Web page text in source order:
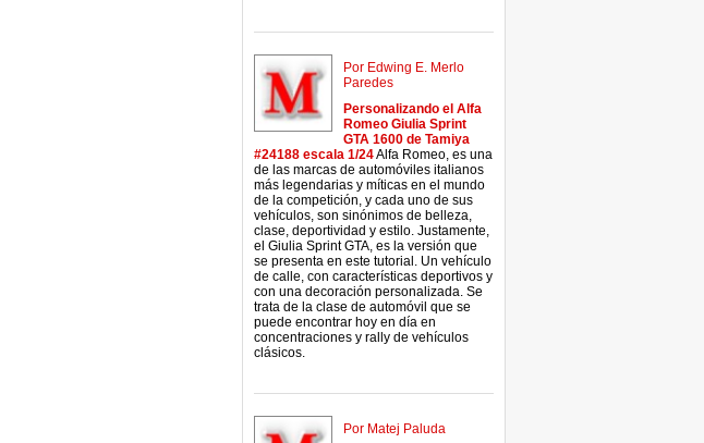
Por Edwing E. Merlo
Paredes
Personalizando el Alfa
Romeo Giulia Sprint
GTA 1600 de Tamiya
#24188 escala 1/24Alfa Romeo, es una
de las marcas de automóviles italianos
más legendarias y míticas en el mundo
de la competición, y cada uno de sus
vehículos, son sinónimos de belleza,
clase, deportividad y estilo. Justamente,
el Giulia Sprint GTA, es la versión que
se presenta en este tutorial. Un vehículo
de calle, con características deportivos y
con una decoración personalizada. Se
trata de la clase de automóvil que se
puede encontrar hoy en día en
concentraciones y rally de vehículos
clásicos.
Por Matej Paluda